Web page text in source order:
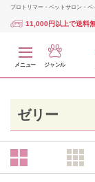
プロトリマー・ペットサロン・ペ
11,000円以上で送料無
メニュー ジャンル
ゼリー